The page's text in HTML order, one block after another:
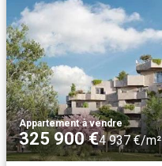
Appartement·à vendre
325 900 €4 937 €/m²